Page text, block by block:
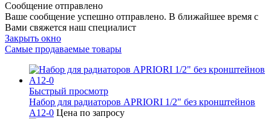
Сообщение отправлено
Ваше сообщение успешно отправлено. В ближайшее время с
Вами свяжется наш специалист
Закрыть окно
Самые продаваемые товары
Быстрый просмотр
Набор для радиаторов APRIORI 1/2" без кронштейнов
A12-0 Цена по запросу